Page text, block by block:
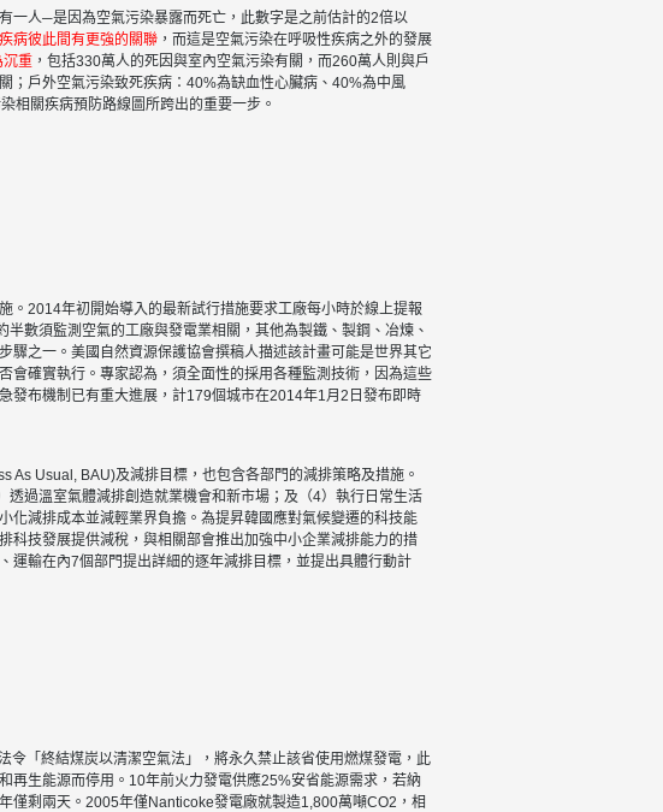
一人─是因為空氣污染暴露而死亡，此數字是之前估計的2倍以
病彼此間有更強的關聯 ，而這是空氣污染在呼吸性疾病之外的發展
沉重 ，包括330萬人的死因與室內空氣污染有關，而260萬人則與戶
；戶外空氣污染致死疾病：40%為缺血性心臟病、40%為中風
相關疾病預防路線圖所跨出的重要一步。
。2014年初開始導入的最新試行措施要求工廠每小時於線上提報
數須監測空氣的工廠與發電業相關，其他為製鐵、製鋼、冶煉、
之一。美國自然資源保護協會撰稿人描述該計畫可能是世界其它
會確實執行。專家認為，須全面性的採用各種監測技術，因為這些
發布機制已有重大進展，計179個城市在2014年1月2日發布即時
Usual, BAU)及減排目標，也包含各部門的減排策略及措施。
過溫室氣體減排創造就業機會和新市場；及（4）執行日常生活
化減排成本並減輕業界負擔。為提昇韓國應對氣候變遷的科技能
科技發展提供減稅，與相關部會推出加強中小企業減排能力的措
運輸在內7個部門提出詳細的逐年減排目標，並提出具體行動計
「終結煤炭以清潔空氣法」，將永久禁止該省使用燃煤發電，此
再生能源而停用。10年前火力發電供應25%安省能源需求，若納
僅剩兩天。2005年僅Nanticoke發電廠就製造1,800萬噸CO2，相